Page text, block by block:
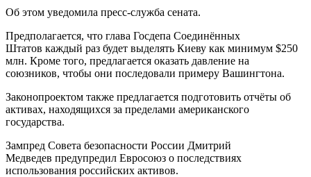
Об этом уведомила пресс-служба сената.
Предполагается, что глава Госдепа Соединённых
Штатов каждый раз будет выделять Киеву как минимум $250
млн. Кроме того, предлагается оказать давление на
союзников, чтобы они последовали примеру Вашингтона.
Законопроектом также предлагается подготовить отчёты об
активах, находящихся за пределами американского
государства.
Зампред Совета безопасности России Дмитрий
Медведев предупредил Евросоюз о последствиях
использования российских активов.